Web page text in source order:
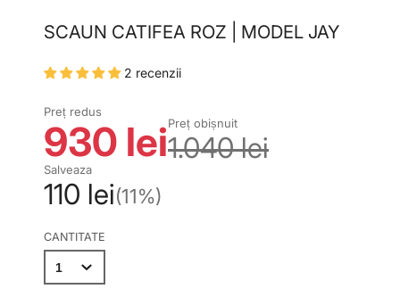
SCAUN CATIFEA ROZ | MODEL JAY
2 recenzii
Preț redus
930 leiPreț obișnuit
1.040 lei
Salveaza
110 lei(11%)
CANTITATE